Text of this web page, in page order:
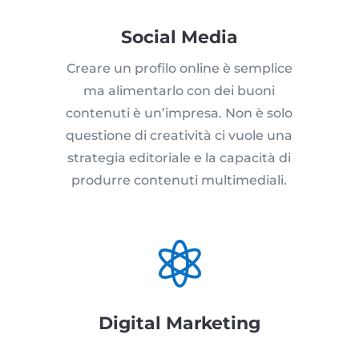
Social Media
Creare un profilo online è semplice
ma alimentarlo con dei buoni
contenuti è un’impresa. Non è solo
questione di creatività ci vuole una
strategia editoriale e la capacità di
produrre contenuti multimediali.

Digital Marketing